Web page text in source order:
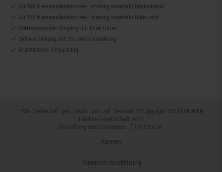
Ab 100 € versandkostenfreie Lieferung innerhalb Deutschland
Ab 150 € versandkostenfreie Lieferung innerhalb Österreich
Vertrauensvoller Umgang mit Ihren Daten
Sichere Zahlung mit SSL-Verschlüsselung
Bruchsichere Verpackung
*Alle Preise inkl. ges. MwSt. und zzgl. Versand. © Copyright 2023 LINDNER
Falzlos-Gesellschaft mbH
Gestaltung und Konzeption:
Karriere
Datenschutzerklärung